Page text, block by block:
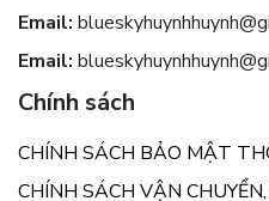
Email:
Email:
Chính sách
CHÍNH SÁCH BẢO MẬT
CHÍNH SÁCH VẬN